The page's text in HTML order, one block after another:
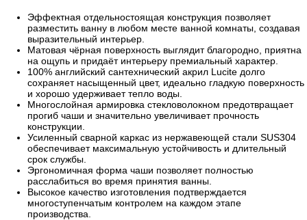
Эффектная отдельностоящая конструкция позволяет
разместить ванну в любом месте ванной комнаты, создавая
выразительный интерьер.
Матовая чёрная поверхность выглядит благородно, приятна
на ощупь и придаёт интерьеру премиальный характер.
100% английский сантехнический акрил Lucite долго
сохраняет насыщенный цвет, идеально гладкую поверхность
и хорошо удерживает тепло воды.
Многослойная армировка стекловолокном предотвращает
прогиб чаши и значительно увеличивает прочность
конструкции.
Усиленный сварной каркас из нержавеющей стали SUS304
обеспечивает максимальную устойчивость и длительный
срок службы.
Эргономичная форма чаши позволяет полностью
расслабиться во время принятия ванны.
Высокое качество изготовления подтверждается
многоступенчатым контролем на каждом этапе
производства.